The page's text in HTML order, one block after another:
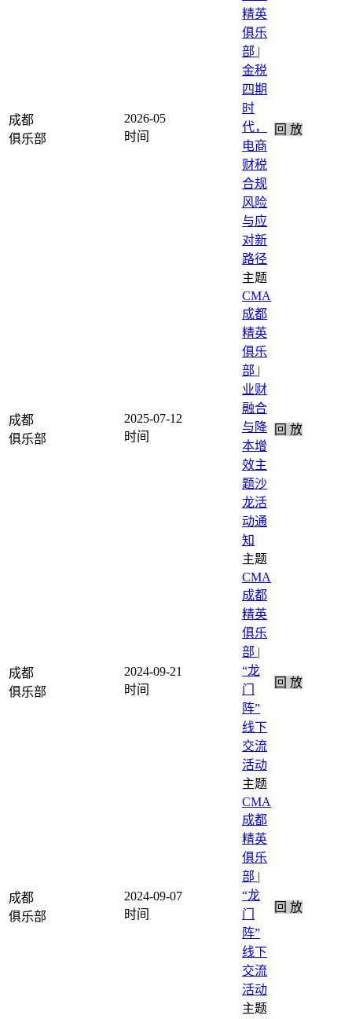
成都 2026-05
精英
俱乐
部 |
金税
四期
时
代，
电商
财税
合规
风险
与应
对新
路径
回 放
成都 2025-07-12
CMA
成都
精英
俱乐
部 |
业财
融合
与降
本增
效主
题沙
龙活
动通
知
回 放
成都 2024-09-21
CMA
成都
精英
俱乐
部 |
“龙
门
阵”
线下
交流
活动
回 放
成都 2024-09-07
CMA
成都
精英
俱乐
部 |
“龙
门
阵”
线下
交流
活动
回 放